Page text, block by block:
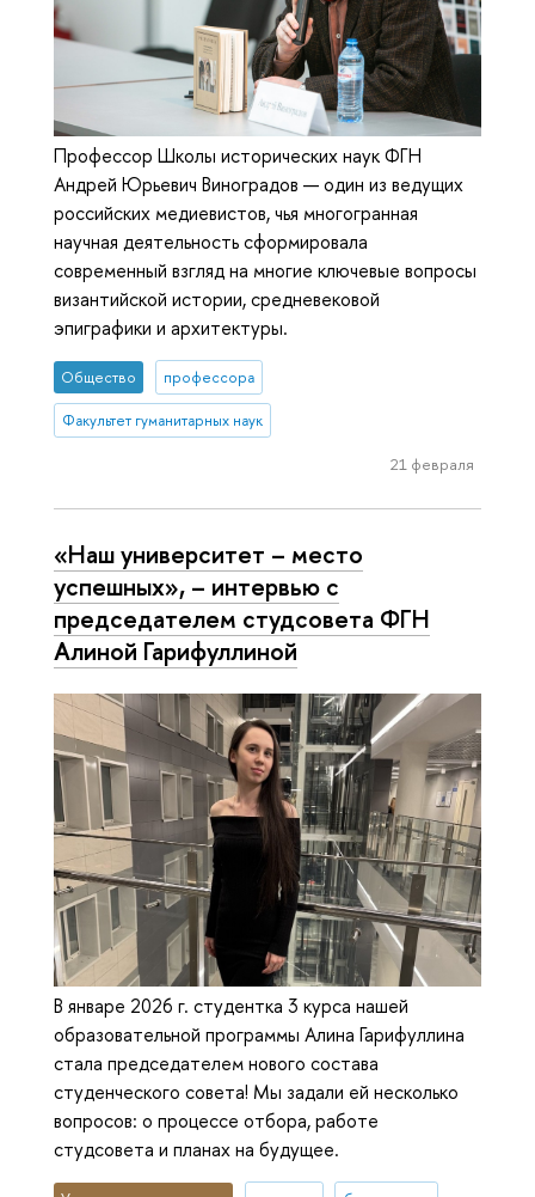
Профессор Школы исторических наук ФГН
Андрей Юрьевич Виноградов — один из ведущих
российских медиевистов, чья многогранная
научная деятельность сформировала
современный взгляд на многие ключевые вопросы
византийской истории, средневековой
эпиграфики и архитектуры.
Общество профессора
Факультет гуманитарных наук
21 февраля
«Наш университет – место
успешных», – интервью с
председателем студсовета ФГН
Алиной Гарифуллиной
В январе 2026 г. студентка 3 курса нашей
образовательной программы Алина Гарифуллина
стала председателем нового состава
студенческого совета! Мы задали ей несколько
вопросов: о процессе отбора, работе
студсовета и планах на будущее.